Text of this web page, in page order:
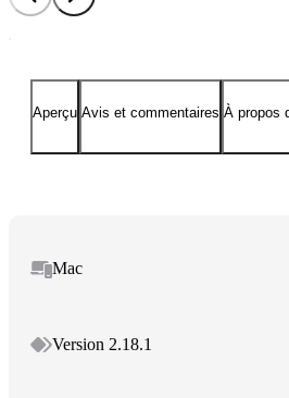
Aperçu Avis et commentaires À propos
Mac
Version 2.18.1